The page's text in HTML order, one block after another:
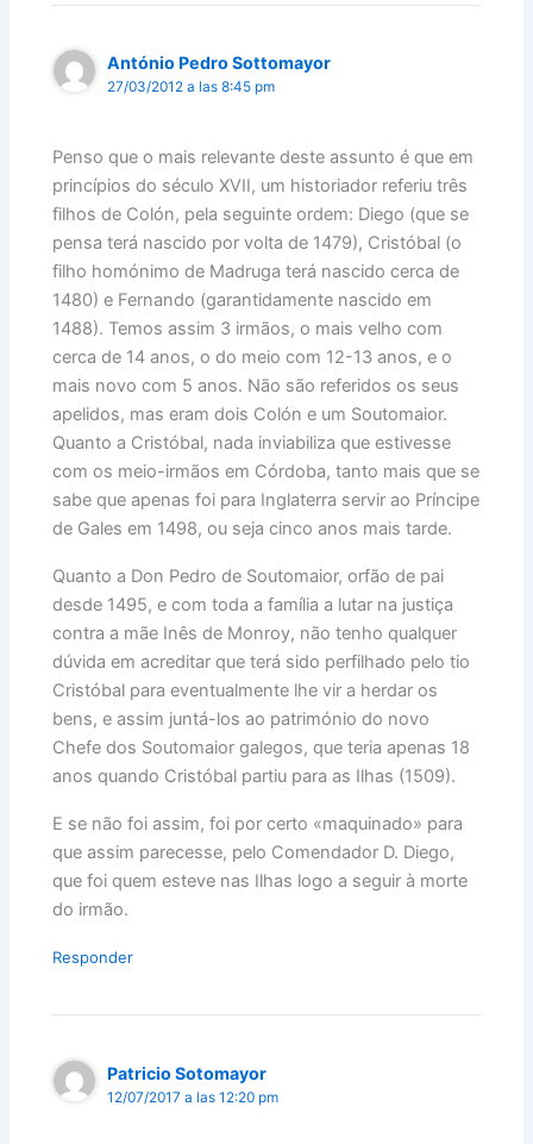
António Pedro Sottomayor
27/03/2012 a las 8:45 pm
Penso que o mais relevante deste assunto é que em
princípios do século XVII, um historiador referiu três
filhos de Colón, pela seguinte ordem: Diego (que se
pensa terá nascido por volta de 1479), Cristóbal (o
filho homónimo de Madruga terá nascido cerca de
1480) e Fernando (garantidamente nascido em
1488). Temos assim 3 irmãos, o mais velho com
cerca de 14 anos, o do meio com 12-13 anos, e o
mais novo com 5 anos. Não são referidos os seus
apelidos, mas eram dois Colón e um Soutomaior.
Quanto a Cristóbal, nada inviabiliza que estivesse
com os meio-irmãos em Córdoba, tanto mais que se
sabe que apenas foi para Inglaterra servir ao Príncipe
de Gales em 1498, ou seja cinco anos mais tarde.
Quanto a Don Pedro de Soutomaior, orfão de pai
desde 1495, e com toda a família a lutar na justiça
contra a mãe Inês de Monroy, não tenho qualquer
dúvida em acreditar que terá sido perfilhado pelo tio
Cristóbal para eventualmente lhe vir a herdar os
bens, e assim juntá-los ao património do novo
Chefe dos Soutomaior galegos, que teria apenas 18
anos quando Cristóbal partiu para as Ilhas (1509).
E se não foi assim, foi por certo «maquinado» para
que assim parecesse, pelo Comendador D. Diego,
que foi quem esteve nas Ilhas logo a seguir à morte
do irmão.
Responder
Patricio Sotomayor
12/07/2017 a las 12:20 pm